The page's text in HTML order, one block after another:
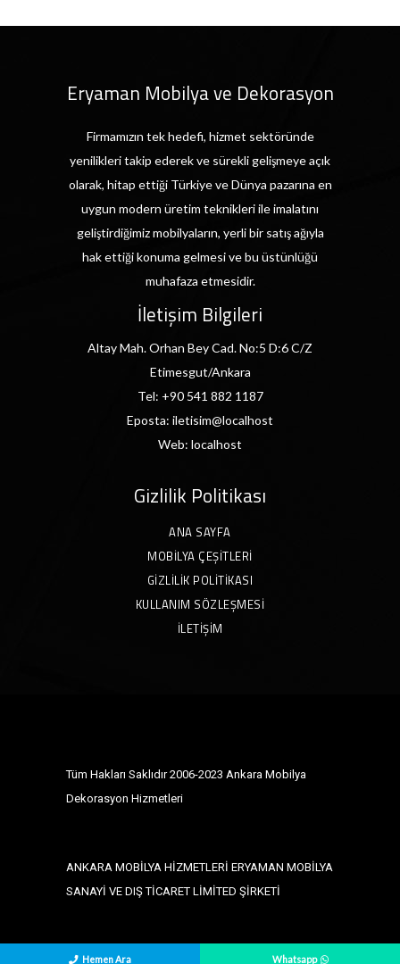
Eryaman Mobilya ve Dekorasyon
Firmamızın tek hedefi, hizmet sektöründe
yenilikleri takip ederek ve sürekli gelişmeye açık
olarak, hitap ettiği Türkiye ve Dünya pazarına en
uygun modern üretim teknikleri ile imalatını
geliştirdiğimiz mobilyaların, yerli bir satış ağıyla
hak ettiği konuma gelmesi ve bu üstünlüğü
muhafaza etmesidir.
İletişim Bilgileri
Altay Mah. Orhan Bey Cad. No:5 D:6 C/Z
Etimesgut/Ankara
Tel: +90 541 882 1187
Eposta: iletisim@localhost
Web: localhost
Gizlilik Politikası
ANA SAYFA
MOBILYA ÇEŞITLERI
GIZLILIK POLITIKASI
KULLANIM SÖZLEŞMESI
İLETIŞIM
Tüm Hakları Saklıdır 2006-2023 Ankara Mobilya
Dekorasyon Hizmetleri
ANKARA MOBİLYA HİZMETLERİ ERYAMAN MOBİLYA
SANAYİ VE DIŞ TİCARET LİMİTED ŞİRKETİ
Hemen Ara Whatsapp